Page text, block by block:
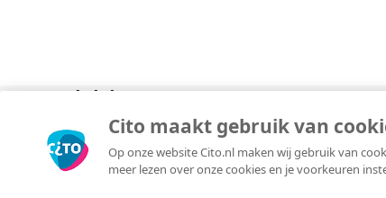
Cito maakt gebruik van
Op onze website Cito.nl maken wij gebruik van
meer lezen over onze cookies en je voorkeuren
Divisies
Copyright © 2026 Cito. Alle rechten
Algemene voorwaarden
Privacyverklaring